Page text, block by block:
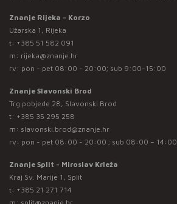
Znanje Rijeka - Korzo
Užarska 1, Rijeka
t: +385 51 582 091
m: rijeka@znanje.hr
rv: pon - pet 08:00 - 20:00; sub 9:00-15:00
Znanje Slavonski Brod
Trg pobjede 28, Slavonski Brod
t: +385 35 295 258
m: slavonski.brod@znanje.hr
rv: pon - pet 08:00 - 20:00 ; sub 08:00 – 14:00
Znanje Split - Miroslav Krleža
Kraj Sv. Marije 1, Split
t: +385 21 271 714